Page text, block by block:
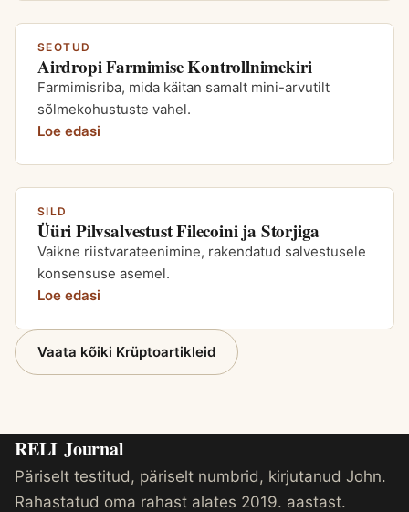
SEOTUD
Airdropi Farmimise Kontrollnimekiri
Farmimisriba, mida käitan samalt mini-arvutilt
sõlmekohustuste vahel.
Loe edasi
SILD
Üüri Pilvsalvestust Filecoini ja Storjiga
Vaikne riistvarateenimine, rakendatud salvestusele
konsensuse asemel.
Loe edasi
Vaata kõiki Krüptoartikleid
RELI Journal
Päriselt testitud, päriselt numbrid, kirjutanud John.
Rahastatud oma rahast alates 2019. aastast.